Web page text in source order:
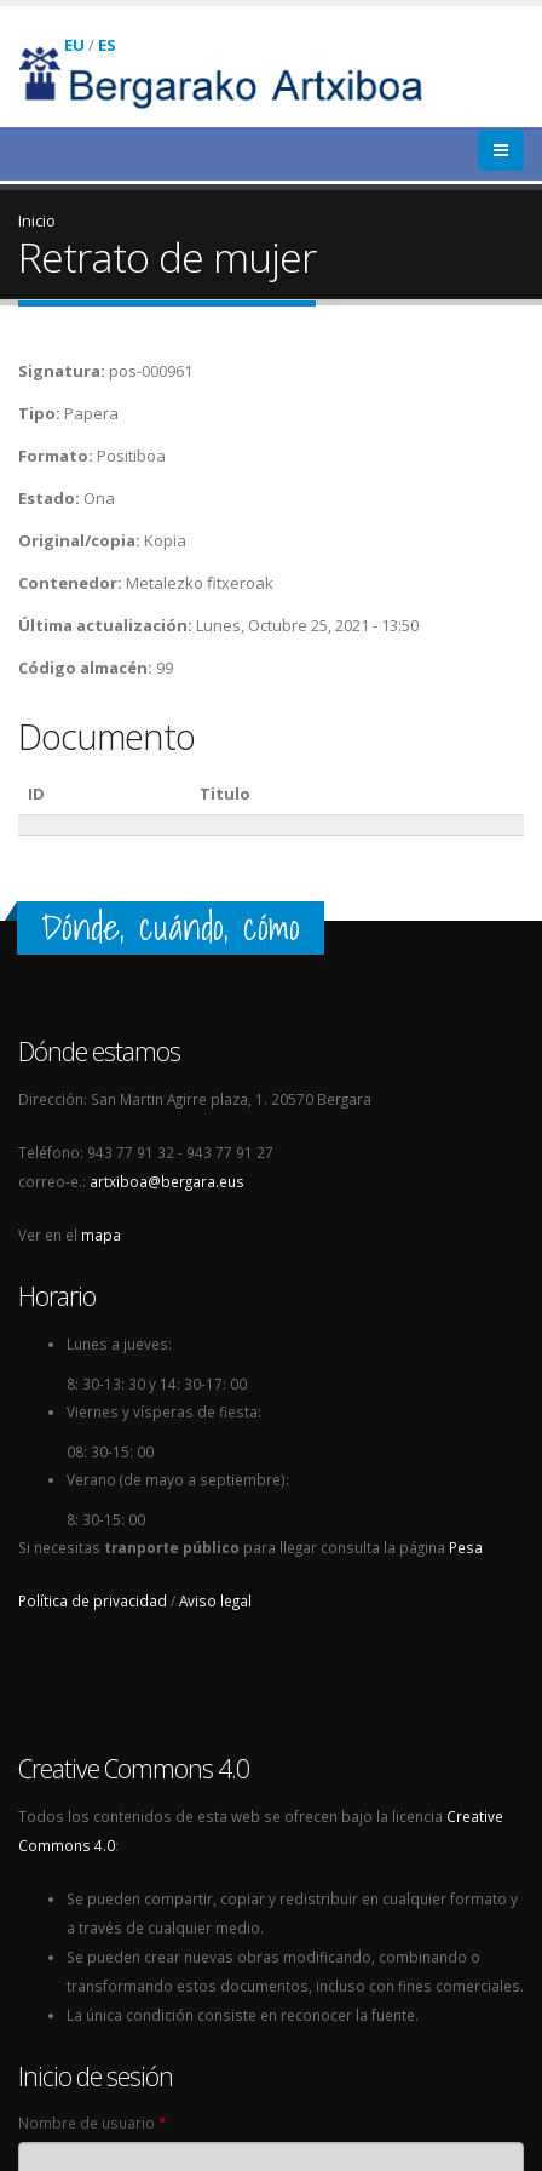
EU / ES
Inicio
Retrato de mujer
Signatura: pos-000961
Tipo: Papera
Formato: Positiboa
Estado: Ona
Original/copia: Kopia
Contenedor: Metalezko fitxeroak
Última actualización: Lunes, Octubre 25, 2021 - 13:50
Código almacén: 99
Documento
ID Titulo
Dónde, cuándo, cómo
Dónde estamos
Dirección: San Martin Agirre plaza, 1. 20570 Bergara
Teléfono: 943 77 91 32 - 943 77 91 27
correo-e.: artxiboa@bergara.eus
Ver en el mapa
Horario
Lunes a jueves:
8: 30-13: 30 y 14: 30-17: 00
Viernes y vísperas de fiesta:
08: 30-15: 00
Verano (de mayo a septiembre):
8: 30-15: 00
Si necesitas tranporte público para llegar consulta la página Pesa
Política de privacidad /Aviso legal
Creative Commons 4.0
Todos los contenidos de esta web se ofrecen bajo la licencia Creative
Commons 4.0:
Se pueden compartir, copiar y redistribuir en cualquier formato y
a través de cualquier medio.
Se pueden crear nuevas obras modificando, combinando o
transformando estos documentos, incluso con fines comerciales.
La única condición consiste en reconocer la fuente.
Inicio de sesión
Nombre de usuario *